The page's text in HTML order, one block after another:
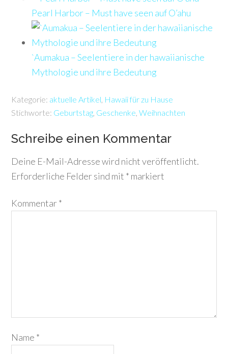
Pearl Harbor – Must have seen auf O’ahu
`Aumakua – Seelentiere in der hawaiianische
Mythologie und ihre Bedeutung
Kategorie: aktuelle Artikel Hawaii für zu Hause
Stichworte: Geburtstag Geschenke ,Weihnachten
Schreibe einen Kommentar
Deine E-Mail-Adresse wird nicht veröffentlicht.
Erforderliche Felder sind mit * markiert
Kommentar*
Name *